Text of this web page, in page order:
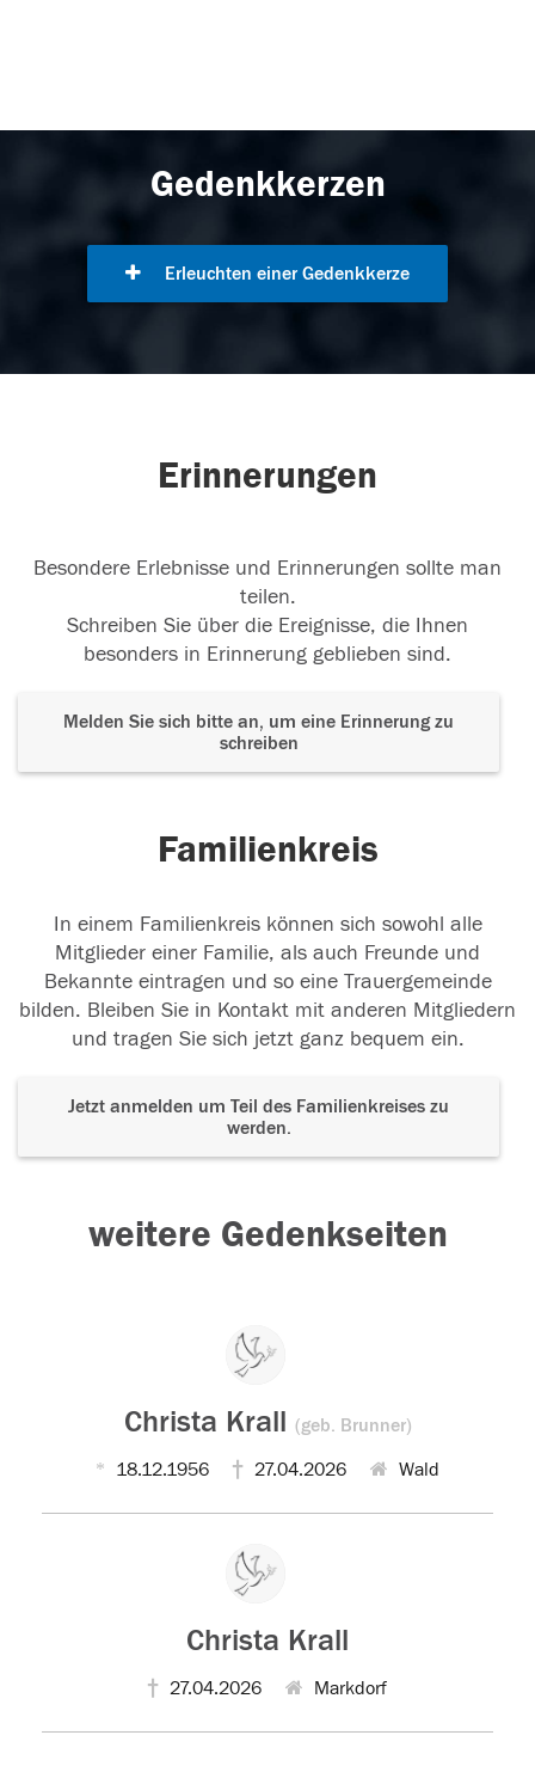
Gedenkkerzen
Erleuchten einer Gedenkkerze
Erinnerungen
Besondere Erlebnisse und Erinnerungen sollte man
teilen.
Schreiben Sie über die Ereignisse, die Ihnen
besonders in Erinnerung geblieben sind.
Melden Sie sich bitte an, um eine Erinnerung zu
schreiben
Familienkreis
In einem Familienkreis können sich sowohl alle
Mitglieder einer Familie, als auch Freunde und
Bekannte eintragen und so eine Trauergemeinde
bilden. Bleiben Sie in Kontakt mit anderen Mitgliedern
und tragen Sie sich jetzt ganz bequem ein.
Jetzt anmelden um Teil des Familienkreises zu
werden.
weitere Gedenkseiten
Christa Krall (geb. Brunner)
18.12.1956 27.04.2026 Wald
Christa Krall
27.04.2026 Markdorf